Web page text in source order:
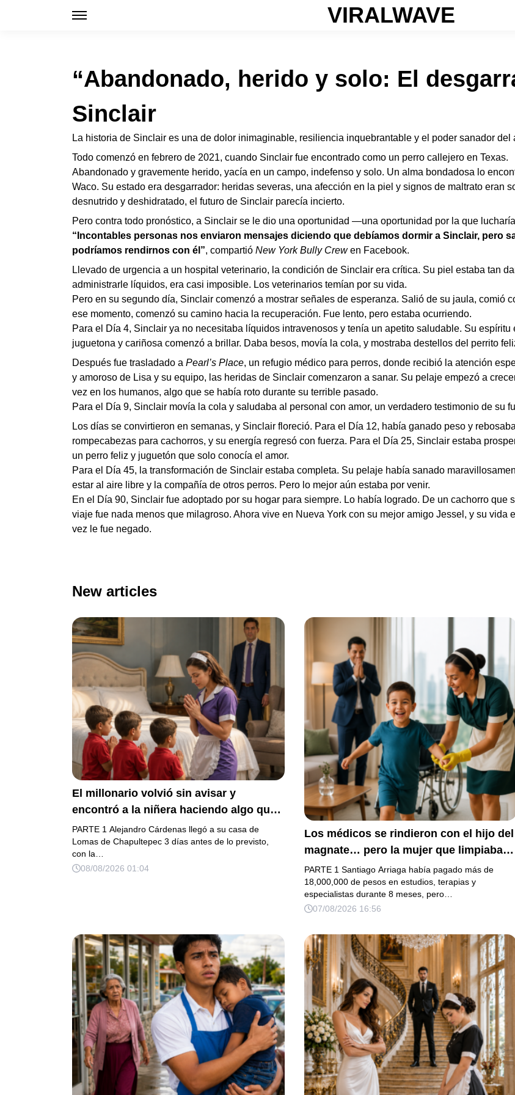
VIRALWAVE
“Abandonado, herido y solo: El
Sinclair
La historia de Sinclair es una de dolor inimaginable, resiliencia inquebrantable y el poder sanador del
Todo comenzó en febrero de 2021, cuando Sinclair fue encontrado como un perro callejero en Texas.
Abandonado y gravemente herido, yacía en un campo, indefenso y solo. Un alma bondadosa lo
Waco. Su estado era desgarrador: heridas severas, una afección en la piel y signos de maltrato eran
desnutrido y deshidratado, el futuro de Sinclair parecía incierto.
Pero contra todo pronóstico, a Sinclair se le dio una oportunidad —una oportunidad por la que
“Incontables personas nos enviaron mensajes diciendo que debíamos dormir a Sinclair, pero
podríamos rendirnos con él”, compartió New York Bully Crewen Facebook.
Llevado de urgencia a un hospital veterinario, la condición de Sinclair era crítica. Su piel estaba tan
administrarle líquidos, era casi imposible. Los veterinarios temían por su vida.
Pero en su segundo día, Sinclair comenzó a mostrar señales de esperanza. Salió de su jaula, comió
ese momento, comenzó su camino hacia la recuperación. Fue lento, pero estaba ocurriendo.
Para el Día 4, Sinclair ya no necesitaba líquidos intravenosos y tenía un apetito saludable. Su
juguetona y cariñosa comenzó a brillar. Daba besos, movía la cola, y mostraba destellos del perrito
Después fue trasladado a Pearl’s Place, un refugio médico para perros, donde recibió la atención
y amoroso de Lisa y su equipo, las heridas de Sinclair comenzaron a sanar. Su pelaje empezó a
vez en los humanos, algo que se había roto durante su terrible pasado.
Para el Día 9, Sinclair movía la cola y saludaba al personal con amor, un verdadero testimonio de su
Los días se convirtieron en semanas, y Sinclair floreció. Para el Día 12, había ganado peso y
rompecabezas para cachorros, y su energía regresó con fuerza. Para el Día 25, Sinclair estaba
un perro feliz y juguetón que solo conocía el amor.
Para el Día 45, la transformación de Sinclair estaba completa. Su pelaje había sanado
estar al aire libre y la compañía de otros perros. Pero lo mejor aún estaba por venir.
En el Día 90, Sinclair fue adoptado por su hogar para siempre. Lo había logrado. De un cachorro que
viaje fue nada menos que milagroso. Ahora vive en Nueva York con su mejor amigo Jessel, y su
vez le fue negado.
New articles
El millonario volvió sin avisar y
encontró a la niñera haciendo algo que
cambió para siempre a sus 3 hijos
PARTE 1 Alejandro Cárdenas llegó a su casa de
Lomas de Chapultepec 3 días antes de lo previsto,
con la…
08/08/2026 01:04
Los médicos se rindieron con el hijo del
magnate… pero la mujer que limpiaba
su casa descubrió la verdad que nadie
quiso escuchar.
PARTE 1 Santiago Arriaga había pagado más de
18,000,000 de pesos en estudios, terapias y
especialistas durante 8 meses, pero…
07/08/2026 16:56